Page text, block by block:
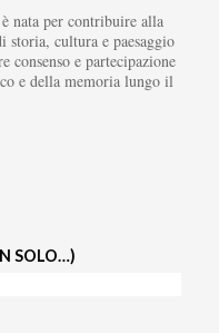
nata per contribuire alla
storia, cultura e paesaggio
consenso e partecipazione
e della memoria lungo il
SOLO…)